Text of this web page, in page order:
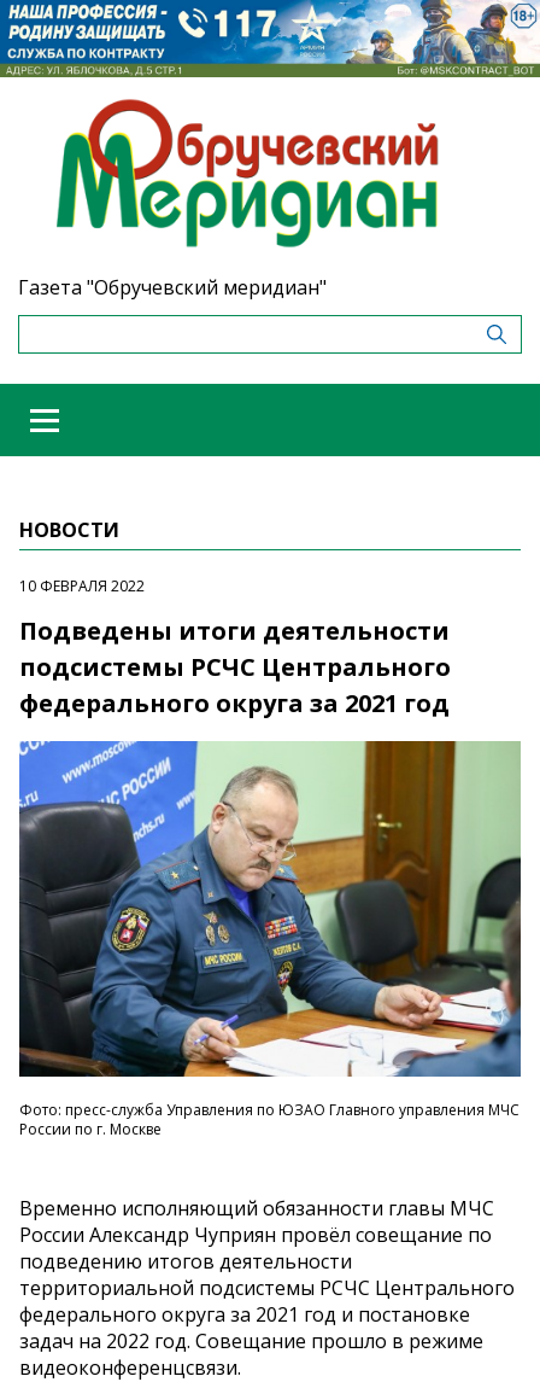
Газета "Обручевский меридиан"
НОВОСТИ
10 ФЕВРАЛЯ 2022
Подведены итоги деятельности
подсистемы РСЧС Центрального
федерального округа за 2021 год
Фото: пресс-служба Управления по ЮЗАО Главного управления МЧС
России по г. Москве
Временно исполняющий обязанности главы МЧС
России Александр Чуприян провёл совещание по
подведению итогов деятельности
территориальной подсистемы РСЧС Центрального
федерального округа за 2021 год и постановке
задач на 2022 год. Совещание прошло в режиме
видеоконференцсвязи.